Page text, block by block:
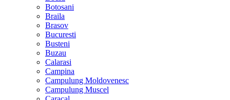
Botosani
Braila
Brasov
Bucuresti
Busteni
Buzau
Calarasi
Campina
Campulung Moldovenesc
Campulung Muscel